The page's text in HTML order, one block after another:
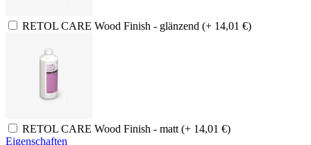
RETOL CARE Wood Finish - glänzend (+ 14,01 €)
RETOL CARE Wood Finish - matt (+ 14,01 €)
Eigenschaften